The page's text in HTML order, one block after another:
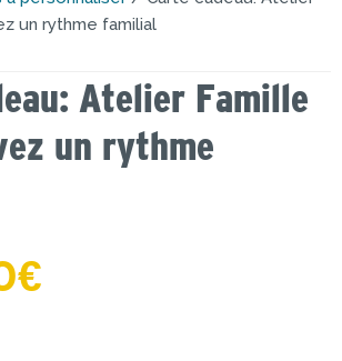
un rythme familial
Atelier Famille
un rythme
€